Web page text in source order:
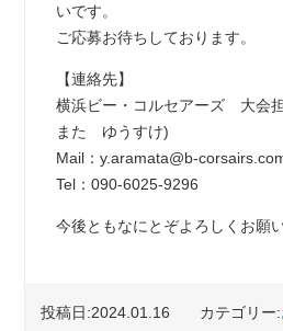
いです。
ご応募お待ちしております。
【連絡先】
横浜ビー・コルセアーズ 大会
また ゆうすけ)
Mail：y.aramata@b-
Tel：090-6025-9296
今後ともなにとぞよろしくお願
投稿日:2024.01.16 カテゴリー: